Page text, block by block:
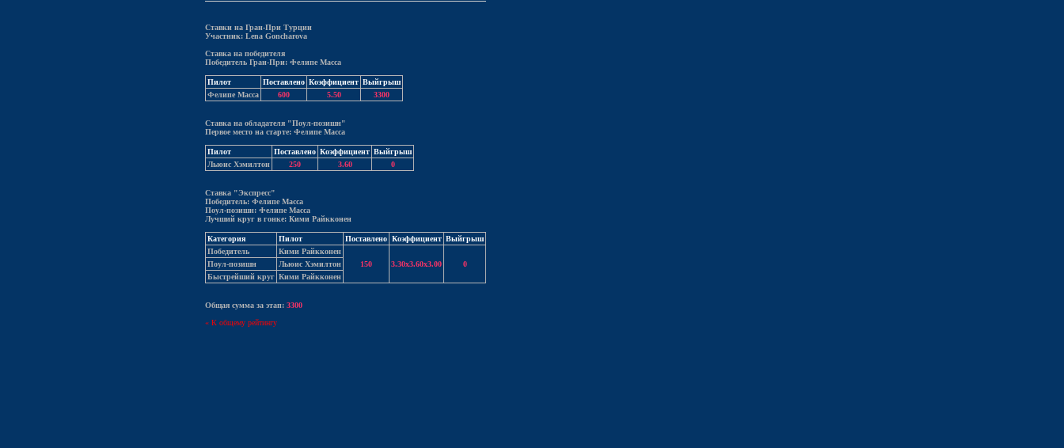
Ставки на Гран-При Турции
Участник: Lena Goncharova
Ставка на победителя
Победитель Гран-При: Фелипе Масса
Пилот Поставлено Коэффициент Выйгрыш
Фелипе Масса
600 5.50 3300
Ставка на обладателя "Поул-позишн"
Первое место на старте: Фелипе Масса
Пилот Поставлено Коэффициент Выйгрыш
Льюис Хэмилтон
250 3.60 0
Ставка "Экспресс"
Победитель: Фелипе Масса
Поул-позишн: Фелипе Масса
Лучший круг в гонке: Кими Райкконен
Категория Пилот Поставлено Коэффициент Выйгрыш
Победитель
Кими Райкконен
150
3.30x3.60x3.00 0
Поул-позишн
Льюис Хэмилтон
Быстрейший круг Кими Райкконен
Общая сумма за этап: 3300
« К общему рейтингу